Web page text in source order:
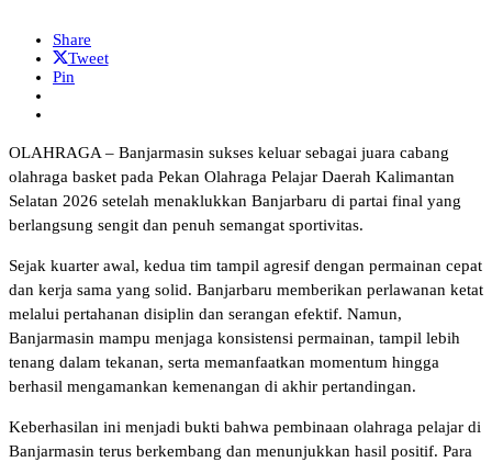
Share
Tweet
Pin
OLAHRAGA – Banjarmasin sukses keluar sebagai juara cabang
olahraga basket pada Pekan Olahraga Pelajar Daerah Kalimantan
Selatan 2026 setelah menaklukkan Banjarbaru di partai final yang
berlangsung sengit dan penuh semangat sportivitas.
Sejak kuarter awal, kedua tim tampil agresif dengan permainan cepat
dan kerja sama yang solid. Banjarbaru memberikan perlawanan ketat
melalui pertahanan disiplin dan serangan efektif. Namun,
Banjarmasin mampu menjaga konsistensi permainan, tampil lebih
tenang dalam tekanan, serta memanfaatkan momentum hingga
berhasil mengamankan kemenangan di akhir pertandingan.
Keberhasilan ini menjadi bukti bahwa pembinaan olahraga pelajar di
Banjarmasin terus berkembang dan menunjukkan hasil positif. Para